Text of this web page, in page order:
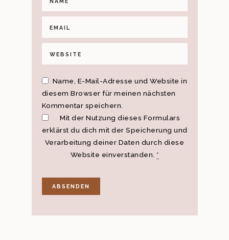
Name, E-Mail-Adresse und Website in
diesem Browser für meinen nächsten
Kommentar speichern.
Mit der Nutzung dieses Formulars
erklärst du dich mit der Speicherung und
Verarbeitung deiner Daten durch diese
Website einverstanden. *